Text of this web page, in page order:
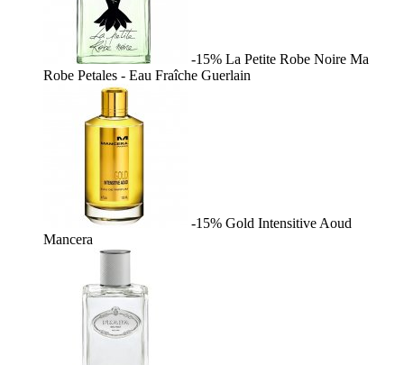
-15% La Petite Robe Noire Ma
Robe Petales - Eau Fraîche Guerlain
-15% Gold Intensitive Aoud
Mancera